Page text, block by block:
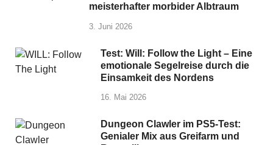
meisterhafter morbider Albtraum
3. Juni 2026
Test: Will: Follow the Light – Eine
emotionale Segelreise durch die
Einsamkeit des Nordens
16. Mai 2026
Dungeon Clawler im PS5-Test:
Genialer Mix aus Greifarm und